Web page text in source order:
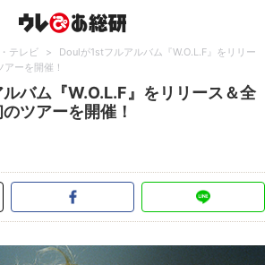
テレビ >
Doulが1stフルアルバム『W.O.L.F』をリリー
ーを開催！
バム『W.O.L.F』をリリース＆全
ツアーを開催！